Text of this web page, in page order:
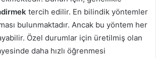
tercih edilir. En bilindik yöntemler
bulunmaktadır. Ancak bu yöntem her
Özel durumlar için üretilmiş olan
daha hızlı öğrenmesi